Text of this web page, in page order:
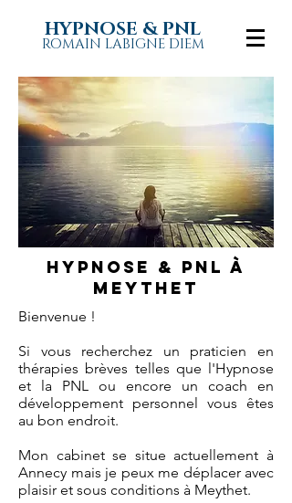
HYPNOSE & PNL
ROMAIN LABIGNE DIEM
Hypnose & pnl à
MEYTHET
Bienvenue !
Si vous recherchez un praticien en
thérapies brèves telles que l'Hypnose
et la PNL ou encore un coach en
développement personnel vous êtes
au bon endroit.
Mon cabinet se situe actuellement à
Annecy mais je peux me déplacer avec
plaisir et sous conditions à Meythet.